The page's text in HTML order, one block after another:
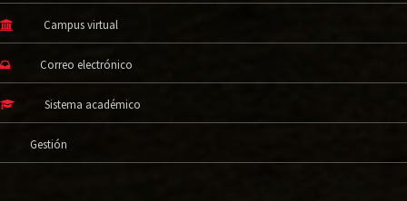
Campus virtual
Correo electrónico
Sistema académico
Gestión